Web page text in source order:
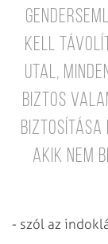
kell
utal,
biztos
biztosítása
akik nem
- szól az